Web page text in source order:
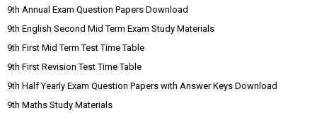
9th Annual Exam Question Papers Download
9th English Second Mid Term Exam Study Materials
9th First Mid Term Test Time Table
9th First Revision Test Time Table
9th Half Yearly Exam Question Papers with Answer Keys Download
9th Maths Study Materials